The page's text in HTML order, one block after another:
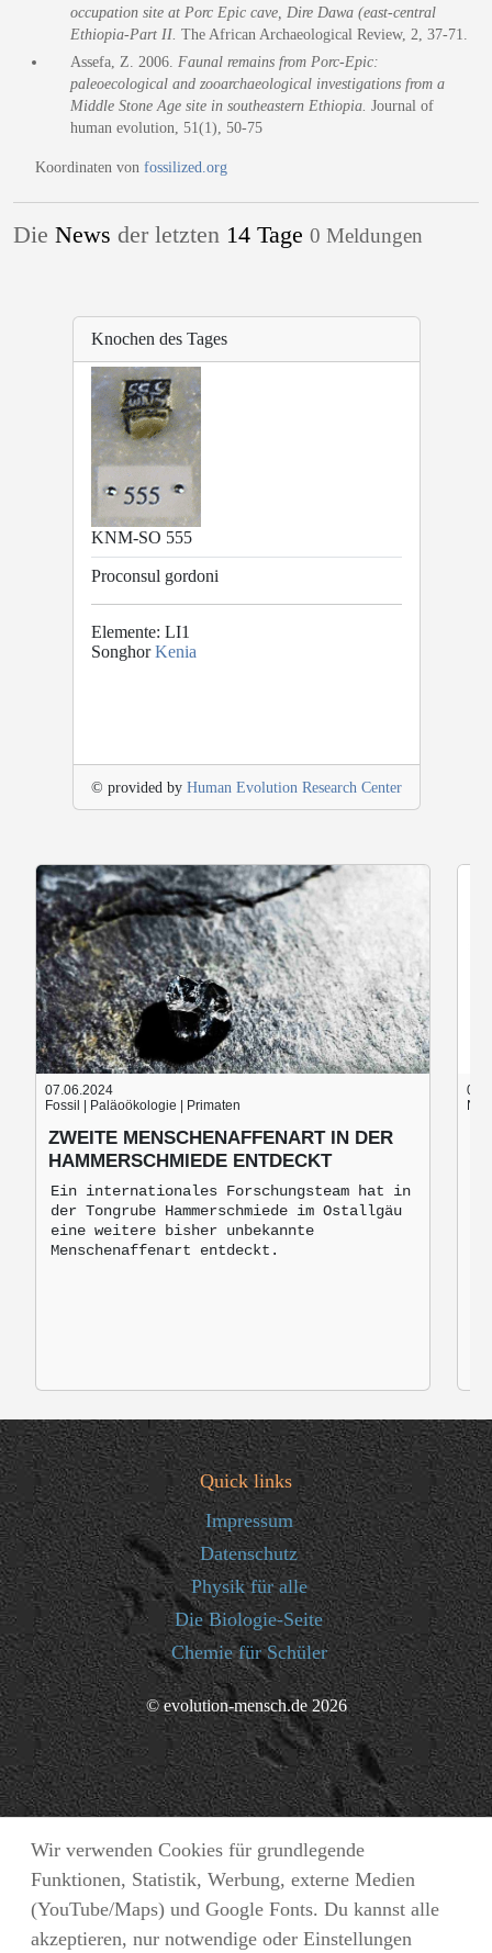
Wir verwenden Cookies für grundlegende
Funktionen, Statistik, Werbung, externe Medien
(YouTube/Maps) und Google Fonts. Du kannst alle
akzeptieren, nur notwendige oder Einstellungen
occupation site at Porc Epic cave, Dire Dawa (east-central
Ethiopia-Part II. The African Archaeological Review, 2, 37-71.
Assefa, Z. 2006. Faunal remains from Porc-Epic:
paleoecological and zooarchaeological investigations from a
Middle Stone Age site in southeastern Ethiopia. Journal of
human evolution, 51(1), 50-75
Koordinaten von fossilized.org
Die News der letzten 14 Tage 0 Meldungen
Knochen des Tages
KNM-SO 555
Proconsul gordoni
Elemente: LI1
SonghorKenia
© provided by Human Evolution Research Center
07.06.2024
Fossil | Paläoökologie | Primaten
ZWEITE MENSCHENAFFENART IN DER
HAMMERSCHMIEDE ENTDECKT
Ein internationales Forschungsteam hat in
der Tongrube Hammerschmiede im Ostallgäu
eine weitere bisher unbekannte
Menschenaffenart entdeckt.
Quick links
Impressum
Datenschutz
Physik für alle
Die Biologie-Seite
Chemie für Schüler
© evolution-mensch.de 2026